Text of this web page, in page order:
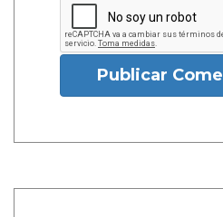
Publicar